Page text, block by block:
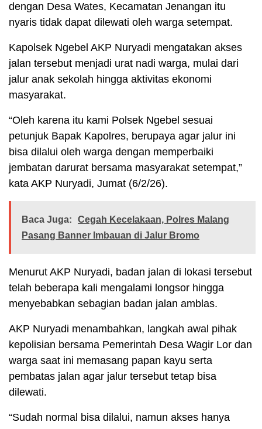
dengan Desa Wates, Kecamatan Jenangan itu
nyaris tidak dapat dilewati oleh warga setempat.
Kapolsek Ngebel AKP Nuryadi mengatakan akses
jalan tersebut menjadi urat nadi warga, mulai dari
jalur anak sekolah hingga aktivitas ekonomi
masyarakat.
“Oleh karena itu kami Polsek Ngebel sesuai
petunjuk Bapak Kapolres, berupaya agar jalur ini
bisa dilalui oleh warga dengan memperbaiki
jembatan darurat bersama masyarakat setempat,”
kata AKP Nuryadi, Jumat (6/2/26).
Baca Juga:
Cegah Kecelakaan, Polres Malang
Pasang Banner Imbauan di Jalur Bromo
Menurut AKP Nuryadi, badan jalan di lokasi tersebut
telah beberapa kali mengalami longsor hingga
menyebabkan sebagian badan jalan amblas.
AKP Nuryadi menambahkan, langkah awal pihak
kepolisian bersama Pemerintah Desa Wagir Lor dan
warga saat ini memasang papan kayu serta
pembatas jalan agar jalur tersebut tetap bisa
dilewati.
“Sudah normal bisa dilalui, namun akses hanya